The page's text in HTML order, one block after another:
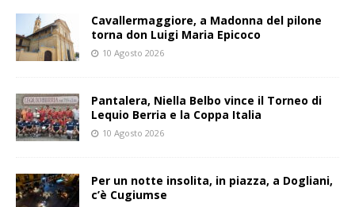
Cavallermaggiore, a Madonna del pilone
torna don Luigi Maria Epicoco
10 Agosto 2026
Pantalera, Niella Belbo vince il Torneo di
Lequio Berria e la Coppa Italia
10 Agosto 2026
Per un notte insolita, in piazza, a Dogliani,
c’è Cugiumse